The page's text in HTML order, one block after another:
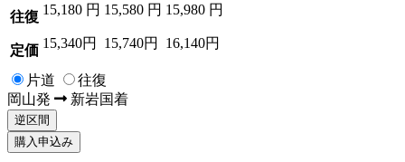
往復
定価
15,180 円
15,340円
15,580 円
15,740円
15,980 円
16,140円
片道
往復
岡山発 新岩国着
逆区間
購入申込み